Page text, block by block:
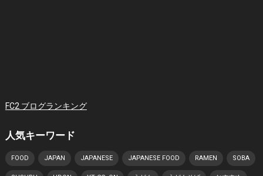
FC2 ブログランキング
人気キーワード
FOOD JAPAN JAPANESE JAPANESE FOOD RAMEN SOBA